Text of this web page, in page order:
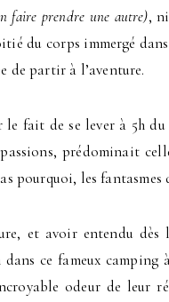
faire prendre une autre),
du corps immergé
de partir à l’aventure.
fait de se lever à 5h du
prédominait
pourquoi, les
et avoir entendu dès
ce fameux camping
odeur de leur